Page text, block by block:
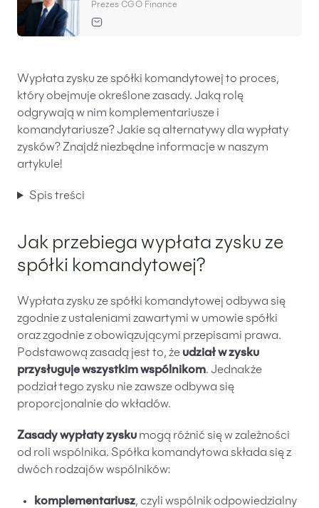
Prezes CGO Finance
Wypłata zysku ze spółki komandytowej to proces,
który obejmuje określone zasady. Jaką rolę
odgrywają w nim komplementariusze i
komandytariusze? Jakie są alternatywy dla wypłaty
zysków? Znajdź niezbędne informacje w naszym
artykule!
Spis treści
Jak przebiega wypłata zysku ze
spółki komandytowej?
Wypłata zysku ze spółki komandytowej odbywa się
zgodnie z ustaleniami zawartymi w umowie spółki
oraz zgodnie z obowiązującymi przepisami prawa.
Podstawową zasadą jest to, że udział w zysku
przysługuje wszystkim wspólnikom. Jednakże
podział tego zysku nie zawsze odbywa się
proporcjonalnie do wkładów.
Zasady wypłaty zysku mogą różnić się w zależności
od roli wspólnika. Spółka komandytowa składa się z
dwóch rodzajów wspólników:
komplementariusz, czyli wspólnik odpowiedzialny